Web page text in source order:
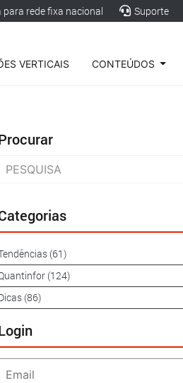
rede fixa nacional Suporte
VERTICAIS CONTEÚDOS
(61)
(124)
(86)